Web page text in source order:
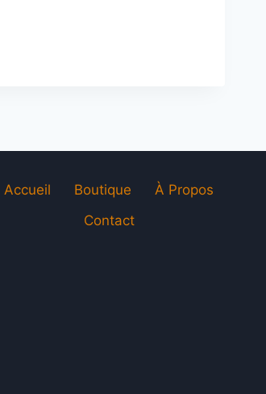
Accueil Boutique
À Propos
Contact